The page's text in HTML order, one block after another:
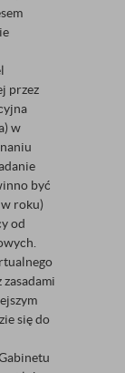
przez
w
być
roku)
od
zasadami
się do